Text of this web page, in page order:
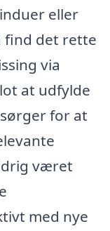
eller
find det rette
via
at udfylde
for at
været
med nye